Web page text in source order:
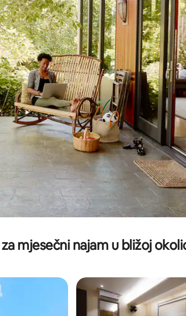
strelicama prema gore i prema dolje, kao i dodirom
mjesečni najam u bližoj